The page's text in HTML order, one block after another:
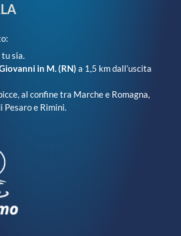
sia.
in M. (RN) a 1,5 km dall’uscita
al confine tra Marche e Romagna,
Pesaro e Rimini.